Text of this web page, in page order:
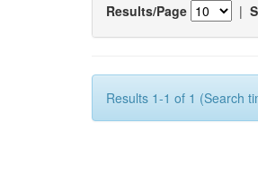
Results/Page |
Results 1-1 of 1 (Search